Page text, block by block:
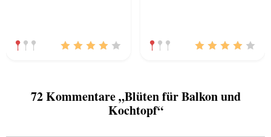
72 Kommentare „Blüten für Balkon und
Kochtopf“